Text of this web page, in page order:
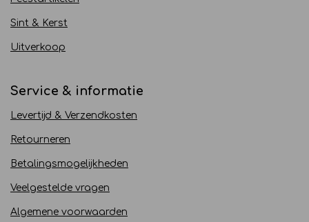
Sint & Kerst
Uitverkoop
Service & informatie
Levertijd & Verzendkosten
Retourneren
Betalingsmogelijkheden
Veelgestelde vragen
Algemene voorwaarden